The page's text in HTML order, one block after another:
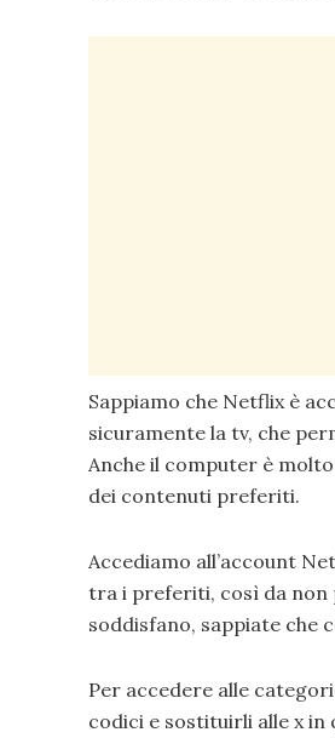
Sappiamo che Netflix è
sicuramente la tv, che
Anche il computer è
dei contenuti preferiti.
Accediamo all’account
tra i preferiti, così da non
soddisfano, sappiate che
Per accedere alle
codici e sostituirli alle x in